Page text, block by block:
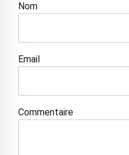
Nom
Email
Commentaire